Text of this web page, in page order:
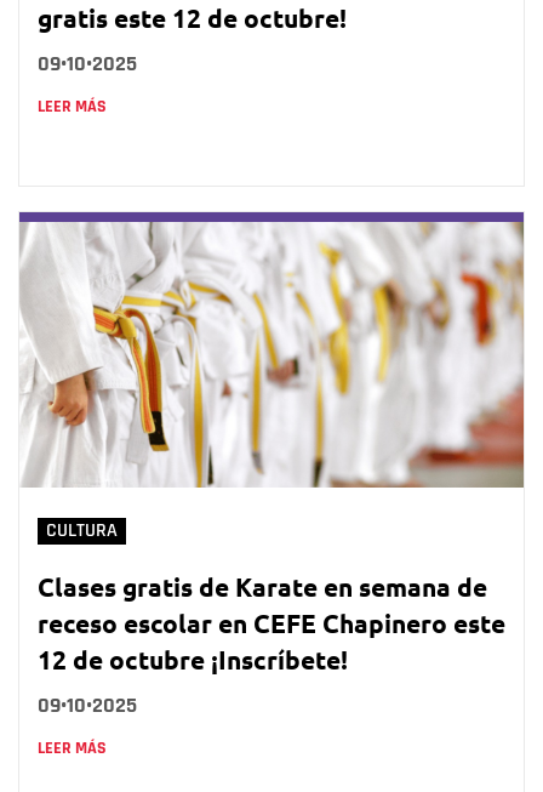
gratis este 12 de octubre!
09•10•2025
LEER MÁS
CULTURA
Clases gratis de Karate en semana de
receso escolar en CEFE Chapinero este
12 de octubre ¡Inscríbete!
09•10•2025
LEER MÁS